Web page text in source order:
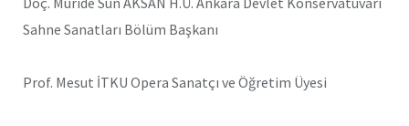
Sahne Sanatları Bölüm Başkanı
Prof. Mesut İTKU Opera Sanatçı ve Öğretim Üyesi